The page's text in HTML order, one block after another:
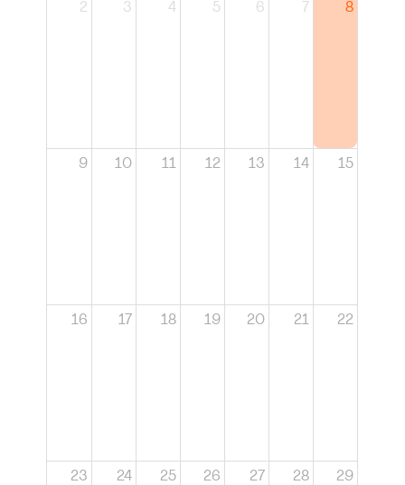
2 3 4 5 6 7 8
9 10 11 12 13 14 15
16 17 18 19 20 21 22
23 24 25 26 27 28 29